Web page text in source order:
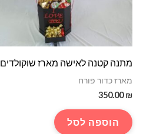
מתנה קטנה לאישה מארז שוקולדים
מארז כדור פורח
350.00₪
הוספה לסל